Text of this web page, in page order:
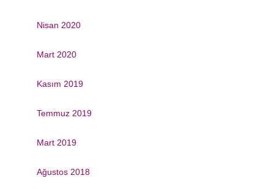
Nisan 2020
Mart 2020
Kasım 2019
Temmuz 2019
Mart 2019
Ağustos 2018